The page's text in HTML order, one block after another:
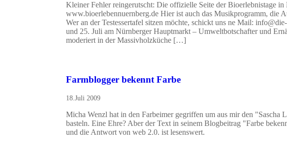
Kleiner Fehler reingerutscht: Die offizielle Seite der Bioerlebnistage in
www.bioerlebennuernberg.de Hier ist auch das Musikprogramm, die
Wer an der Testessertafel sitzen möchte, schickt uns ne Mail:
und 25. Juli am Nürnberger Hauptmarkt – Umweltbotschafter und
moderiert in der Massivholzküche […]
Farmblogger bekennt Farbe
18.Juli 2009
Micha Wenzl hat in den Farbeimer gegriffen um aus mir den "Sascha
basteln. Eine Ehre? Aber der Text in seinem Blogbeitrag "Farbe
und die Antwort von web 2.0. ist lesenswert.